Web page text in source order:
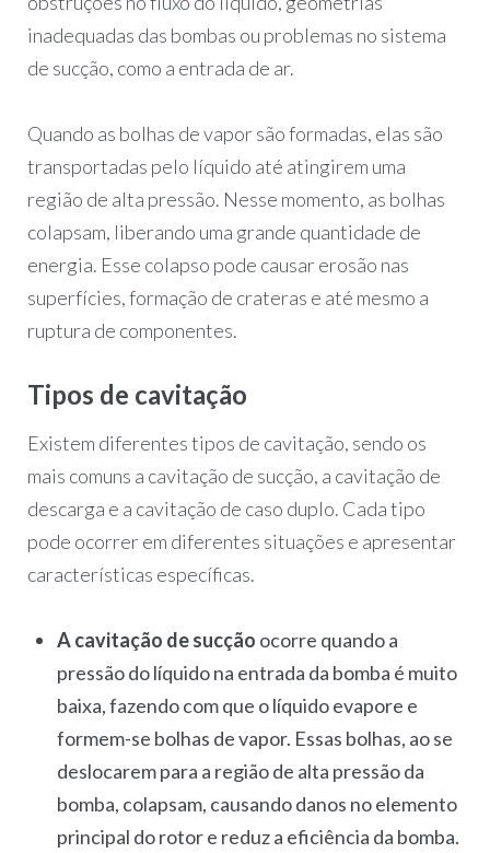
inadequadas das bombas ou problemas no sistema
de sucção, como a entrada de ar.
Quando as bolhas de vapor são formadas, elas são
transportadas pelo líquido até atingirem uma
região de alta pressão. Nesse momento, as bolhas
colapsam, liberando uma grande quantidade de
energia. Esse colapso pode causar erosão nas
superfícies, formação de crateras e até mesmo a
ruptura de componentes.
Tipos de cavitação
Existem diferentes tipos de cavitação, sendo os
mais comuns a cavitação de sucção, a cavitação de
descarga e a cavitação de caso duplo. Cada tipo
pode ocorrer em diferentes situações e apresentar
características específicas.
A cavitação de sucção ocorre quando a
pressão do líquido na entrada da bomba é muito
baixa, fazendo com que o líquido evapore e
formem-se bolhas de vapor. Essas bolhas, ao se
deslocarem para a região de alta pressão da
bomba, colapsam, causando danos no elemento
principal do rotor e reduz a eficiência da bomba.